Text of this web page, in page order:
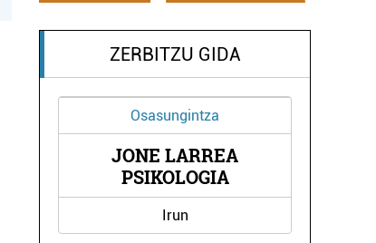
ZERBITZU GIDA
Osasungintza
JONE LARREA
PSIKOLOGIA
Irun